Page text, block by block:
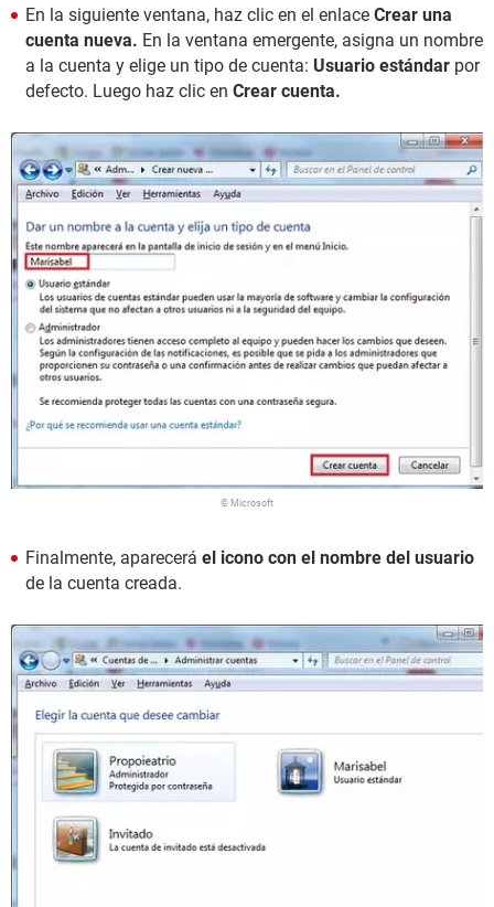
En la siguiente ventana, haz clic en el enlace Crear una
cuenta nueva. En la ventana emergente, asigna un nombre
a la cuenta y elige un tipo de cuenta: Usuario estándar por
defecto. Luego haz clic en Crear cuenta.
© Microsoft
Finalmente, aparecerá el icono con el nombre del usuario
de la cuenta creada.